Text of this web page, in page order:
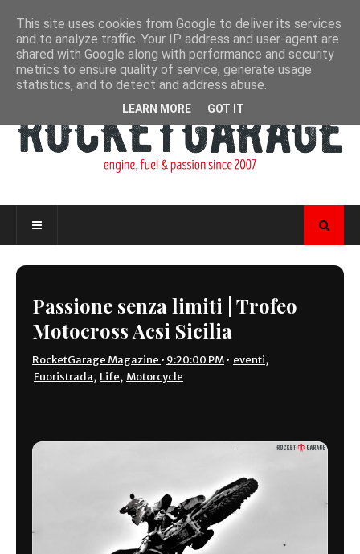
Passione senza limiti | Trofeo
Motocross Acsi Sicilia
RocketGarage Magazine • 9:20:00 PM• eventi,
Fuoristrada, Life, Motorcycle
This site uses cookies from Google to deliver its services
and to analyze traffic. Your IP address and user-agent are
shared with Google along with performance and security
metrics to ensure quality of service, generate usage
statistics, and to detect and address abuse.
LEARN MORE GOT IT